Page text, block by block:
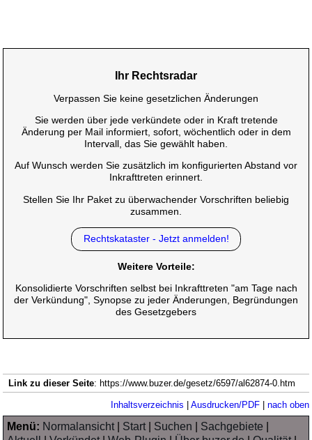
Ihr Rechtsradar
Verpassen Sie keine gesetzlichen Änderungen
Sie werden über jede verkündete oder in Kraft tretende
Änderung per Mail informiert, sofort, wöchentlich oder in dem
Intervall, das Sie gewählt haben.
Auf Wunsch werden Sie zusätzlich im konfigurierten Abstand vor
Inkrafttreten erinnert.
Stellen Sie Ihr Paket zu überwachender Vorschriften beliebig
zusammen.
Rechtskataster - Jetzt anmelden!
Weitere Vorteile:
Konsolidierte Vorschriften selbst bei Inkrafttreten "am Tage nach
der Verkündung", Synopse zu jeder Änderungen, Begründungen
des Gesetzgebers
Link zu dieser Seite: https://www.buzer.de/gesetz/6597/al62874-0.htm
Inhaltsverzeichnis Ausdrucken/PDF| nach oben
Menü: Normalansicht| Start| Suchen Sachgebiete